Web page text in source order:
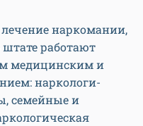
наркомании,
работают
медицинским и
наркологи-
семейные и